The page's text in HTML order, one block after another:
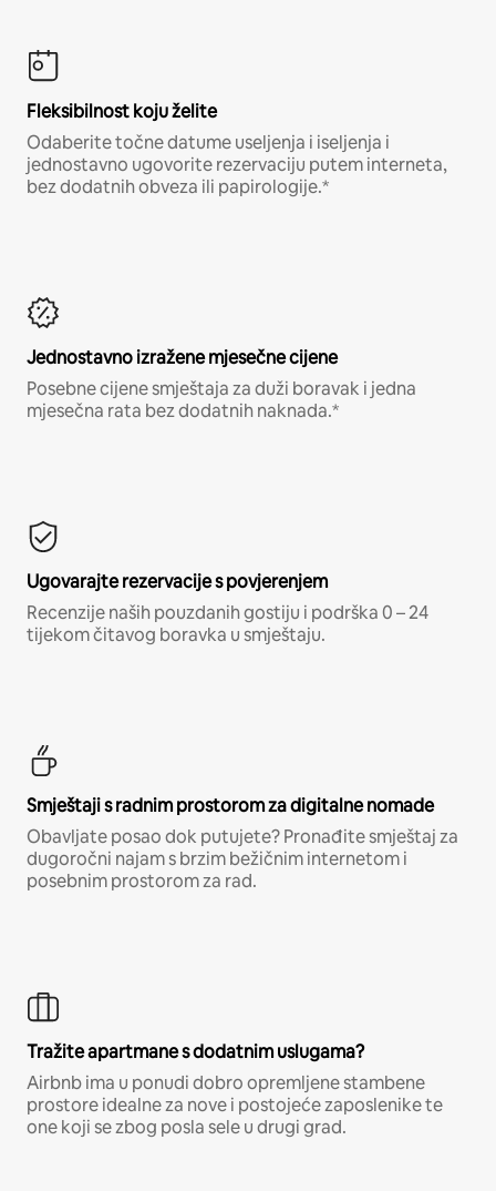
Fleksibilnost koju želite
Odaberite točne datume useljenja i iseljenja i
jednostavno ugovorite rezervaciju putem interneta,
bez dodatnih obveza ili papirologije.*
Jednostavno izražene mjesečne cijene
Posebne cijene smještaja za duži boravak i jedna
mjesečna rata bez dodatnih naknada.*
Ugovarajte rezervacije s povjerenjem
Recenzije naših pouzdanih gostiju i podrška 0 – 24
tijekom čitavog boravka u smještaju.
Smještaji s radnim prostorom za digitalne nomade
Obavljate posao dok putujete? Pronađite smještaj za
dugoročni najam s brzim bežičnim internetom i
posebnim prostorom za rad.
Tražite apartmane s dodatnim uslugama?
Airbnb ima u ponudi dobro opremljene stambene
prostore idealne za nove i postojeće zaposlenike te
one koji se zbog posla sele u drugi grad.